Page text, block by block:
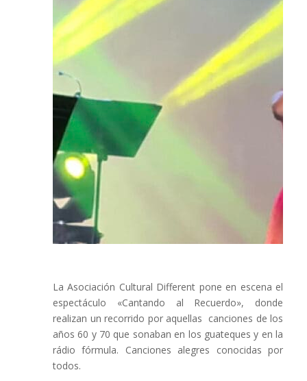
La Asociación Cultural Different pone en escena el
espectáculo «Cantando al Recuerdo», donde
realizan un recorrido por aquellas canciones de los
años 60 y 70 que sonaban en los guateques y en la
rádio fórmula. Canciones alegres conocidas por
todos.